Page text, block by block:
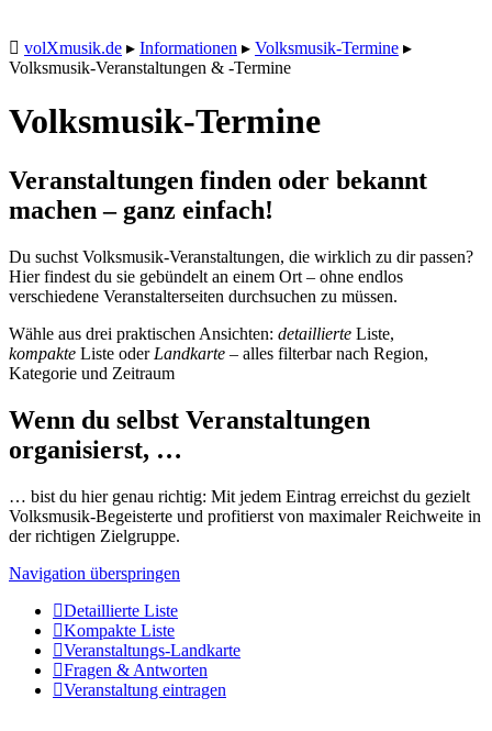
volXmusik.de ▸ Informationen ▸ Volksmusik-Termine ▸
Volksmusik-Veranstaltungen & -Termine
Volksmusik-Termine
Veranstaltungen finden oder bekannt
machen – ganz einfach!
Du suchst Volksmusik-Veranstaltungen, die wirklich zu dir passen?
Hier findest du sie gebündelt an einem Ort – ohne endlos
verschiedene Veranstalterseiten durchsuchen zu müssen.
Wähle aus drei praktischen Ansichten: detaillierte Liste,
kompakte Liste oder Landkarte – alles filterbar nach Region,
Kategorie und Zeitraum
Wenn du selbst Veranstaltungen
organisierst, …
… bist du hier genau richtig: Mit jedem Eintrag erreichst du gezielt
Volksmusik-Begeisterte und profitierst von maximaler Reichweite in
der richtigen Zielgruppe.
Navigation überspringen
Detaillierte Liste
Kompakte Liste
Veranstaltungs-Landkarte
Fragen & Antworten
Veranstaltung eintragen